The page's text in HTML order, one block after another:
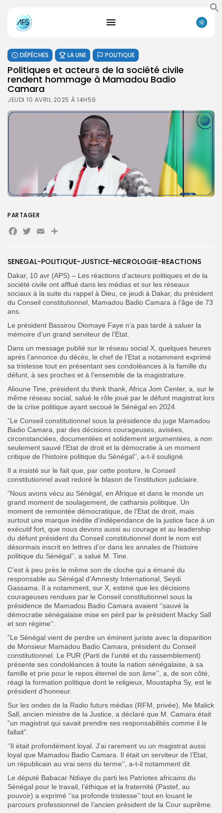
Search
for:
Search
FR
DÉPÊCHES LA UNE POLITIQUE
Politiques et acteurs de la société civile
rendent hommage à Mamadou Badio
Camara
JEUDI 10 AVRIL 2025 À 14H59
SENEGAL-POLITIQUE-JUSTICE-NECROLOGIE-REACTIONS
Dakar, 10 avr (APS) – Les réactions d’acteurs politiques et de la
société civile ont afflué dans les médias et sur les réseaux
sociaux à la suite du rappel à Dieu, ce jeudi à Dakar, du président
du Conseil constitutionnel, Mamadou Badio Camara à l’âge de 73
ans.
Le président Bassirou Diomaye Faye n’a pas tardé à saluer la
mémoire d’un grand serviteur de l’Etat.
Dans un message publié sur le réseau social X, quelques heures
après l’annonce du décès, le chef de l’Etat a notamment exprimé
sa tristesse tout en présentant ses condoléances à la famille du
défunt, à ses proches et à l’ensemble de la magistrature.
Alioune Tine, président du think thank, Africa Jom Center, a, sur le
même réseau social, salué le rôle joué par le défunt magistrat lors
de la crise politique ayant secoué le Sénégal en 2024.
”Le Conseil constitutionnel sous la présidence du juge Mamadou
Badio Camara, par des décisions courageuses, avisées,
circonstanciées, documentées et solidement argumentées, a non
seulement sauvé l’Etat de droit et la démocratie à un moment
critique de l’histoire politique du Sénégal’’, a-t-il souligné.
Il a insisté sur le fait que, par cette posture, le Conseil
constitutionnel avait redoré le blason de l’institution judiciaire.
”Nous avons vécu au Sénégal, en Afrique et dans le monde un
grand moment de soulagement, de catharsis politique. Un
moment de remontée démocratique, de l’Etat de droit, mais
surtout une marque inédite d’indépendance de la justice face à un
exécutif fort, que nous devons aussi au courage et au leadership
du défunt président du Conseil constitutionnel dont le nom est
désormais inscrit en lettres d’or dans les annales de l’histoire
politique du Sénégal’’, a salué M. Tine.
C’est à peu près le même son de cloche qui a émané du
responsable au Sénégal d’Amnesty International, Seydi
Gassama. Il a notamment, sur X, estimé que les décisions
courageuses rendues par le Conseil constitutionnel sous la
présidence de Mamadou Badio Camara avaient ‘’sauvé la
démocratie sénégalaise mise en péril par le président Macky Sall
et son régime’’.
”Le Sénégal vient de perdre un éminent juriste avec la disparition
de Monsieur Mamadou Badio Camara, président du Conseil
constitutionnel. Le PUR (Parti de l’unité et du rassemblement)
présente ses condoléances à toute la nation sénégalaise, à sa
famille et prie pour le repos éternel de son âme’’, a, de son côté,
réagi la formation politique dont le religieux, Moustapha Sy, est le
président d’honneur.
Sur les ondes de la Radio futurs médias (RFM, privée), Me Malick
Sall, ancien ministre de la Justice, a déclaré que M. Camara était
”un magistrat qui savait prendre ses responsabilités comme il le
fallait”.
‘’Il était profondément loyal. J’ai rarement vu un magistrat aussi
loyal que Mamadou Badio Camara. Il était un serviteur de l’Etat,
un républicain au vrai sens du terme’’, a-t-il notamment dit.
Le député Babacar Ndiaye du parti les Patriotes africains du
Sénégal pour le travail, l’éthique et la fraternité (Pastef, au
pouvoir) a exprimé ‘’sa profonde tristesse’’ tout en louant le
parcours professionnel de l’ancien président de la Cour suprême.
PARTAGER
Facebook
Twitter
EmailPartager